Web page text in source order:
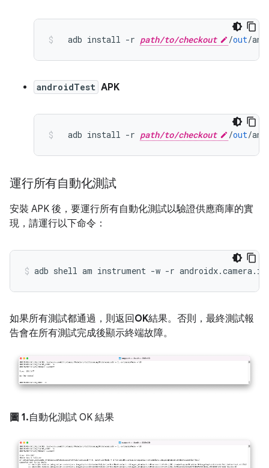
adb install -r path/to/checkout /out/
androidTest APK
adb install -r path/to/checkout /out/
運行所有自動化測試
安裝 APK 後，要運行所有自動化測試以驗證供應商庫的實
現，請運行以下命令：
adb shell am instrument -w -r androidx.camera.
如果所有測試都通過，則返回 OK結果。否則，最終測試報
告會在所有測試完成後顯示終端故障。
圖 1.自動化測試 OK 結果